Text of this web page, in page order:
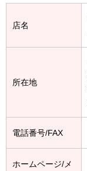
店名
所在地
電話番号/FAX
ホームページ/メ